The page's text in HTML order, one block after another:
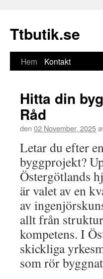
Ttbutik.se
Gå
innehåll
Hem Kontakt
Hitta din
Råd
den 02 November, 2025
Letar du efter
byggprojekt?
Östergötlands
är valet av en
av
allt från
kompetens. I
skickliga
som rör